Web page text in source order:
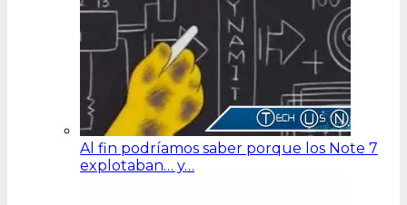
Al fin podríamos saber porque los Note 7
explotaban… y…